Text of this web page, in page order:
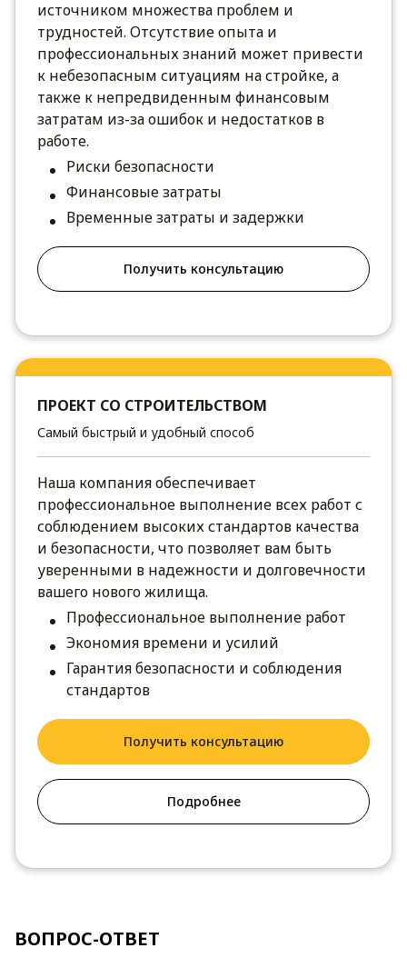
источником множества проблем и
трудностей. Отсутствие опыта и
профессиональных знаний может привести
к небезопасным ситуациям на стройке, а
также к непредвиденным финансовым
затратам из-за ошибок и недостатков в
работе.
Риски безопасности
Финансовые затраты
Временные затраты и задержки
Получить консультацию
ПРОЕКТ СО СТРОИТЕЛЬСТВОМ
Самый быстрый и удобный способ
Наша компания обеспечивает
профессиональное выполнение всех работ с
соблюдением высоких стандартов качества
и безопасности, что позволяет вам быть
уверенными в надежности и долговечности
вашего нового жилища.
Профессиональное выполнение работ
Экономия времени и усилий
Гарантия безопасности и соблюдения
стандартов
Получить консультацию
Подробнее
ВОПРОС-ОТВЕТ